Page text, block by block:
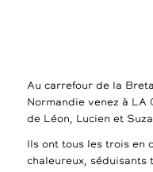
Au carrefour de la
Normandie venez à LA
de Léon, Lucien et
Ils ont tous les trois en
chaleureux, séduisants